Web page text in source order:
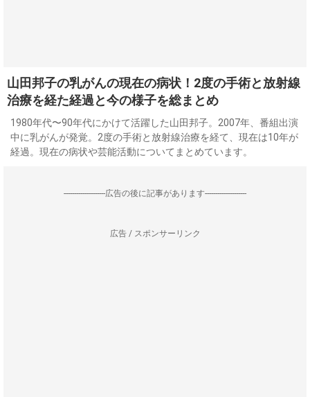
山田邦子の乳がんの現在の病状！2度の手術と放射線
治療を経た経過と今の様子を総まとめ
1980年代〜90年代にかけて活躍した山田邦子。2007年、番組出演
中に乳がんが発覚。2度の手術と放射線治療を経て、現在は10年が
経過。現在の病状や芸能活動についてまとめています。
--------------------広告の後に記事があります--------------------
広告 / スポンサーリンク